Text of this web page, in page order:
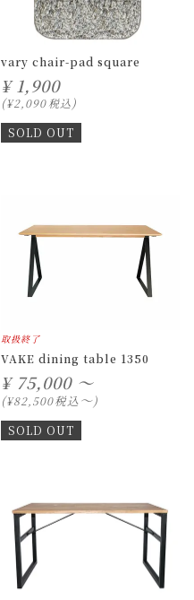
vary chair-pad square
¥ 1,900
¥2,090税込
SOLD OUT
取扱終了
VAKE dining table 1350
¥ 75,000 ～
¥82,500税込〜
SOLD OUT